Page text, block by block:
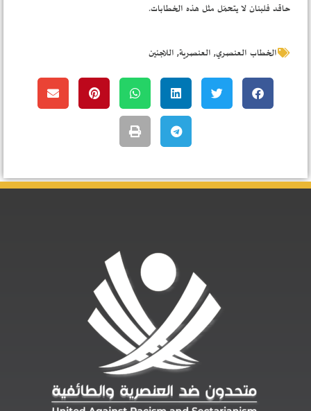
حاقد فلبنان لا يتحمّل مثل هذه الخطابات.
الخطاب العنصري, العنصرية, اللاجئين